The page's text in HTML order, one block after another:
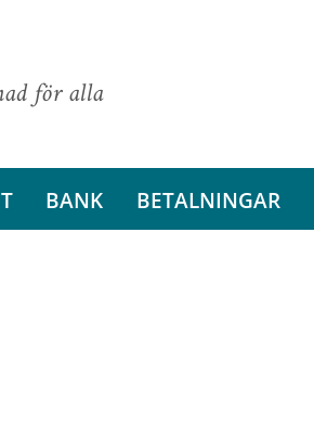
för alla
BANK BETALNINGAR